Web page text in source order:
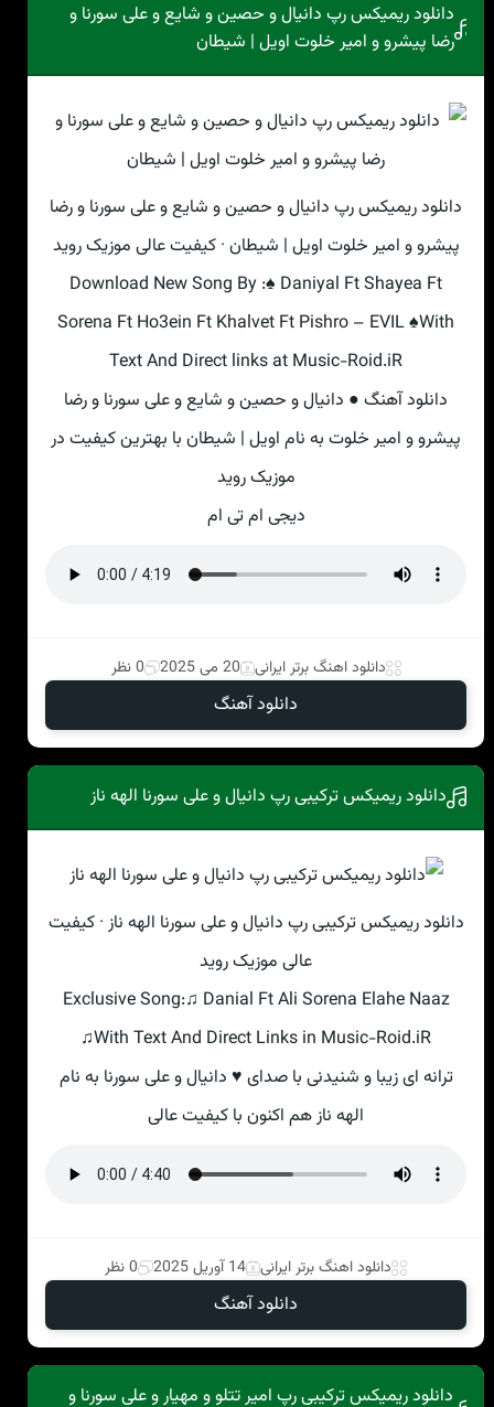
دانلود ریمیکس رپ دانیال و حصین و شایع و علی سورنا و
رضا پیشرو و امیر خلوت اویل | شیطان
دانلود ریمیکس رپ دانیال و حصین و شایع و علی سورنا و رضا
پیشرو و امیر خلوت اویل | شیطان · کیفیت عالی موزیک روید
Download New Song By :♠ Daniyal Ft Shayea Ft
Sorena Ft Ho3ein Ft Khalvet Ft Pishro – EVIL ♠With
Text And Direct links at Music-Roid.iR
دانلود آهنگ ● دانیال و حصین و شایع و علی سورنا و رضا
پیشرو و امیر خلوت به نام اویل | شیطان با بهترین کیفیت در
موزیک روید
دیجی ام تی ام
دانلود اهنگ برتر ایرانی 20 می 2025 0 نظر
دانلود آهنگ
دانلود ریمیکس ترکیبی رپ دانیال و علی سورنا الهه ناز
دانلود ریمیکس ترکیبی رپ دانیال و علی سورنا الهه ناز · کیفیت
عالی موزیک روید
Exclusive Song:♫ Danial Ft Ali Sorena Elahe Naaz
♫With Text And Direct Links in Music-Roid.iR
ترانه ای زیبا و شنیدنی با صدای ♥ دانیال و علی سورنا به نام
الهه ناز هم اکنون با کیفیت عالی
دانلود اهنگ برتر ایرانی 14 آوریل 2025 0 نظر
دانلود آهنگ
دانلود ریمیکس ترکیبی رپ امیر تتلو و مهیار و علی سورنا و